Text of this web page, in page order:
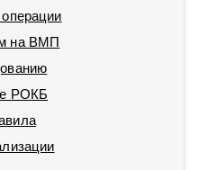
на ВМП
РОКБ